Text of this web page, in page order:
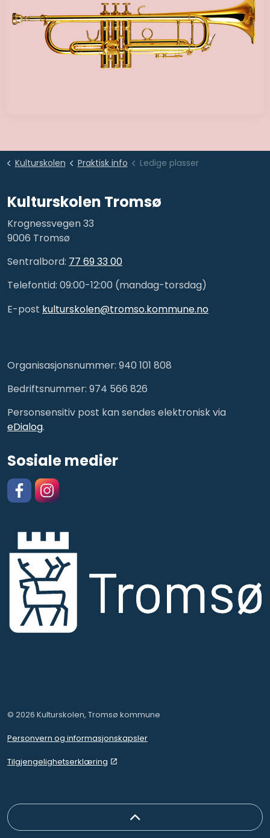
Kulturskolen Praktisk info Ledige plasser
Kulturskolen Tromsø
Krognessvegen 33
9006 Tromsø
Sentralbord: 77 69 33 00
Telefontid: 09:00-12:00 (mandag-torsdag)
E-post kulturskolen@tromso.kommune.no
Organisasjonsnummer: 940 101 808
Bedriftsnummer: 974 566 826
Personsensitiv post kan sendes elektronisk via
eDialog.
Sosiale medier
© 2026 Kulturskolen, Tromsø kommune
Personvern og informasjonskapsler
Tilgjengelighetserklæring